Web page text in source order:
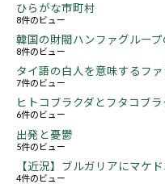
ひらがな市町村
8件のビュー
韓国の財閥ハンファグループ
8件のビュー
タイ語の白人を意味するフ
7件のビュー
ヒトコブラクダとフタコブ
6件のビュー
出発と憂鬱
5件のビュー
【近況】ブルガリアにマケ
4件のビュー